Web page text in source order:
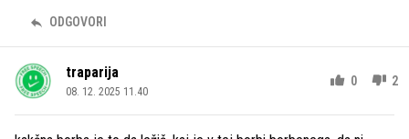
ODGOVORI
traparija
08. 12. 2025 11.40
0 2